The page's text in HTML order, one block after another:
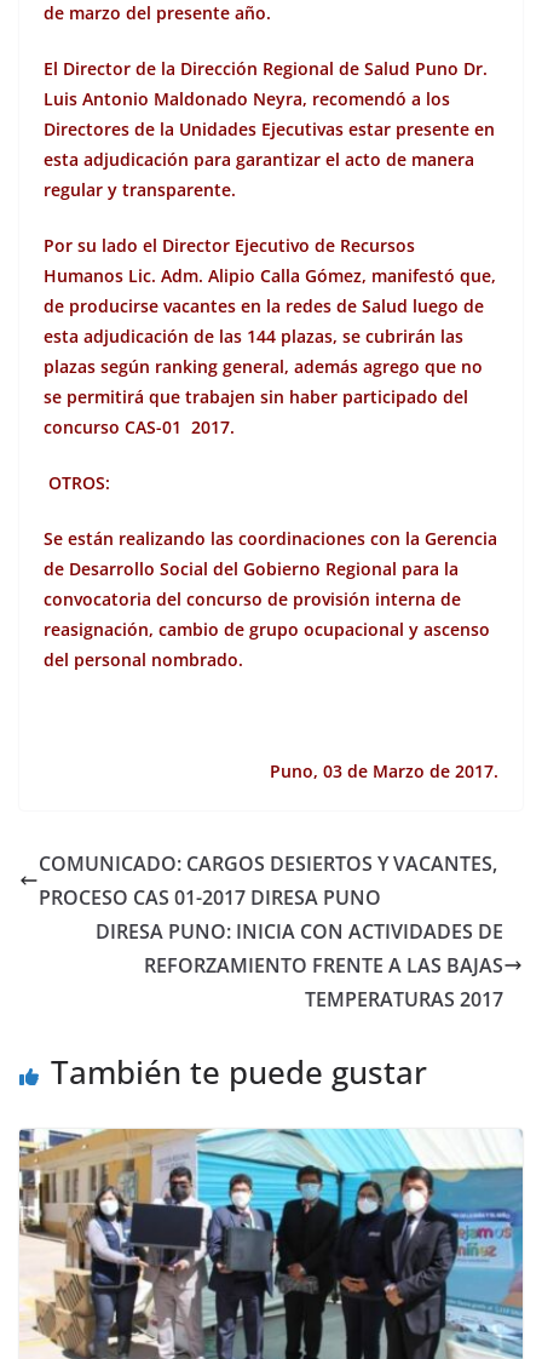
de marzo del presente año.
El Director de la Dirección Regional de Salud Puno Dr.
Luis Antonio Maldonado Neyra, recomendó a los
Directores de la Unidades Ejecutivas estar presente en
esta adjudicación para garantizar el acto de manera
regular y transparente.
Por su lado el Director Ejecutivo de Recursos
Humanos Lic. Adm. Alipio Calla Gómez, manifestó que,
de producirse vacantes en la redes de Salud luego de
esta adjudicación de las 144 plazas, se cubrirán las
plazas según ranking general, además agrego que no
se permitirá que trabajen sin haber participado del
concurso CAS-01 2017.
OTROS:
Se están realizando las coordinaciones con la Gerencia
de Desarrollo Social del Gobierno Regional para la
convocatoria del concurso de provisión interna de
reasignación, cambio de grupo ocupacional y ascenso
del personal nombrado.
Puno, 03 de Marzo de 2017.
COMUNICADO: CARGOS DESIERTOS Y VACANTES,
PROCESO CAS 01-2017 DIRESA PUNO
DIRESA PUNO: INICIA CON ACTIVIDADES DE
REFORZAMIENTO FRENTE A LAS BAJAS
TEMPERATURAS 2017
También te puede gustar